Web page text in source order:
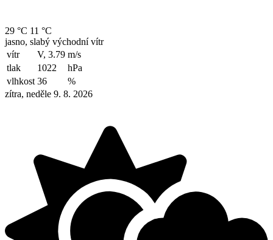
29 °C 11 °C
jasno, slabý východní vítr
vítr
V, 3.79 m/s
tlak
1022
hPa
vlhkost 36
%
zítra, neděle 9. 8. 2026